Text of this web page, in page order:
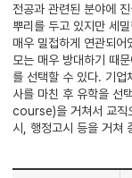
전공과 관련된 분야에
뿌리를 두고 있지만 세
매우 밀접하게 연관되
모는 매우 방대하기 때
를 선택할 수 있다. 기업
사를 마친 후 유학을
course)을 거쳐서 교직
시, 행정고시 등을 거쳐